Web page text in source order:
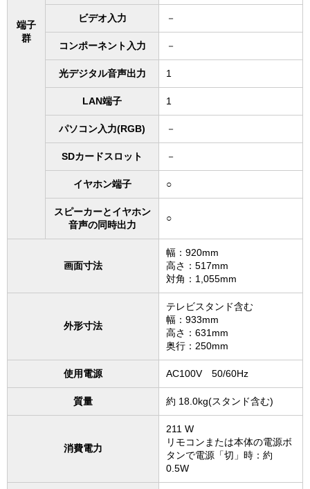
端子
群
ビデオ入力 －
コンポーネント入力 －
光デジタル音声出力 1
LAN端子 1
パソコン入力(RGB) －
SDカードスロット －
イヤホン端子 ○
スピーカーとイヤホン
音声の同時出力
○
画面寸法
幅：920mm
高さ：517mm
対角：1,055mm
外形寸法
テレビスタンド含む
幅：933mm
高さ：631mm
奥行：250mm
使用電源 AC100V 50/60Hz
質量 約 18.0kg(スタンド含む)
消費電力
211 W
リモコンまたは本体の電源ボ
タンで電源「切」時：約
0.5W